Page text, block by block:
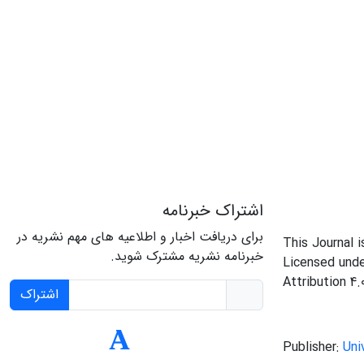
This Journal
Licensed
Attribution
Publisher:
اشتراک خبرنامه
برای دریافت اخبار و اطلاعیه های مهم نشریه در
خبرنامه نشریه مشترک شوید.
اشتراک